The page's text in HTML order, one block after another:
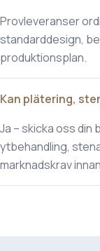
Provleveranser
standarddesign,
produktionsplan.
Kan plätering,
Ja – skicka oss din
ytbehandling,
marknadskrav